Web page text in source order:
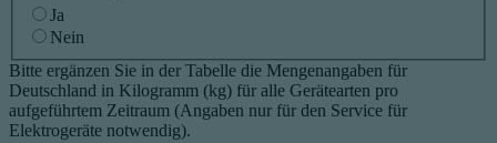
Ja
Nein
Bitte ergänzen Sie in der Tabelle die Mengenangaben für
Deutschland in Kilogramm (kg) für alle Gerätearten pro
aufgeführtem Zeitraum (Angaben nur für den Service für
Elektrogeräte notwendig).